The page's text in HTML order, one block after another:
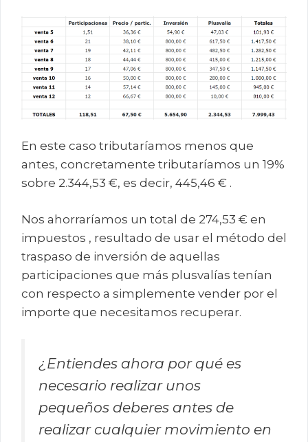
En este caso tributaríamos menos que
antes, concretamente tributaríamos un 19%
sobre 2.344,53 €, es decir, 445,46 € .
Nos ahorraríamos un total de 274,53 € en
impuestos , resultado de usar el método del
traspaso de inversión de aquellas
participaciones que más plusvalías tenían
con respecto a simplemente vender por el
importe que necesitamos recuperar.
¿Entiendes ahora por qué es
necesario realizar unos
pequeños deberes antes de
realizar cualquier movimiento en